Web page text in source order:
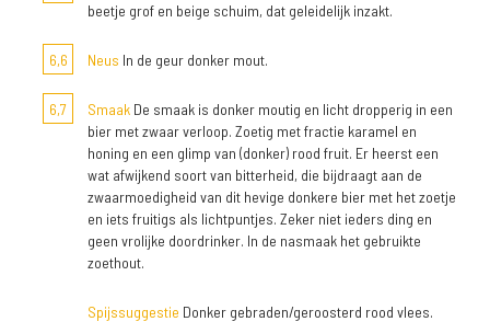
beetje grof en beige schuim, dat geleidelijk inzakt.
6,6 Neus In de geur donker mout.
6,7 Smaak De smaak is donker moutig en licht dropperig in een
bier met zwaar verloop. Zoetig met fractie karamel en
honing en een glimp van (donker) rood fruit. Er heerst een
wat afwijkend soort van bitterheid, die bijdraagt aan de
zwaarmoedigheid van dit hevige donkere bier met het zoetje
en iets fruitigs als lichtpuntjes. Zeker niet ieders ding en
geen vrolijke doordrinker. In de nasmaak het gebruikte
zoethout.
Spijssuggestie Donker gebraden/geroosterd rood vlees.